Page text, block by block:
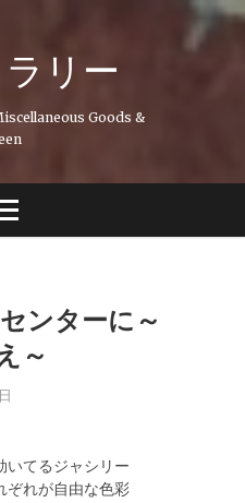
リー
Goods &
ンターに～
～
いてるジャシリー
ぞれが自由な色彩